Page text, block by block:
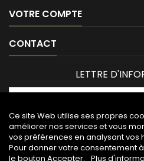
VOTRE COMPTE
CONTACT
Ce site Web utilise ses propres
améliorer nos services et vous
vos préférences en analysant vos
Pour donner votre consentement
le bouton Accepter. Plus
LETTRE